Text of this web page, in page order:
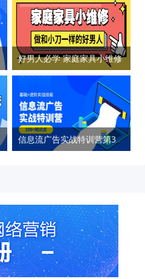
好男人必学 家庭家具小维修
信息流广告实战特训营第37期